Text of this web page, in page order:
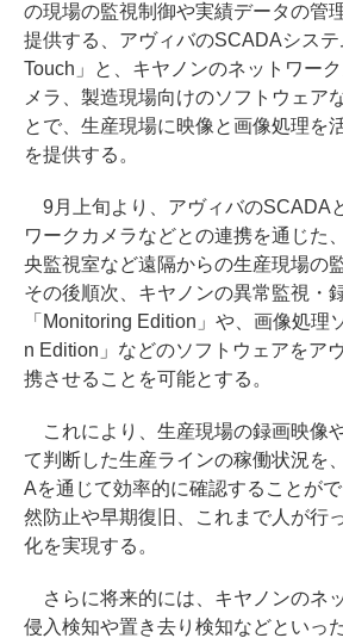
の現場の監視制御や実績データの管
提供する、アヴィバのSCADAシス
Touch」と、キヤノンのネットワー
メラ、製造現場向けのソフトウェア
とで、生産現場に映像と画像処理を
を提供する。
9月上旬より、アヴィバのSCADA
ワークカメラなどとの連携を通じた
央監視室など遠隔からの生産現場の
その後順次、キヤノンの異常監視・
「Monitoring Edition」や、画像処理
n Edition」などのソフトウェアをア
携させることを可能とする。
これにより、生産現場の録画映像
て判断した生産ラインの稼働状況を
Aを通じて効率的に確認することが
然防止や早期復旧、これまで人が行
化を実現する。
さらに将来的には、キヤノンのネ
侵入検知や置き去り検知などといっ